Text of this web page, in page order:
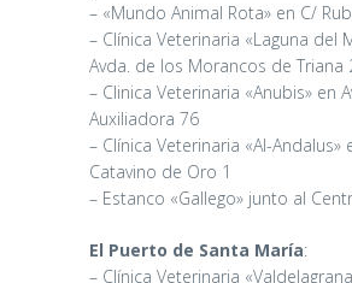
– «Mundo Animal Rota» en C/
– Clínica Veterinaria «Laguna del
Avda. de los Morancos de Triana
– Clinica Veterinaria «Anubis» en
Auxiliadora 76
– Clínica Veterinaria «Al-Andalus»
Catavino de Oro 1
– Estanco «Gallego» junto al
El Puerto de Santa María:
– Clínica Veterinaria